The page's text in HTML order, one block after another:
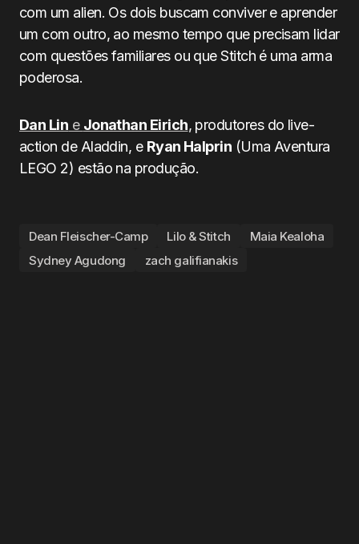
com um alien. Os dois buscam conviver e aprender
um com outro, ao mesmo tempo que precisam lidar
com questões familiares ou que Stitch é uma arma
poderosa.
Dan Lin e Jonathan Eirich, produtores do live-
action de Aladdin, e Ryan Halprin (Uma Aventura
LEGO 2) estão na produção.
Dean Fleischer-Camp Lilo & Stitch
Maia Kealoha
Sydney Agudong
zach galifianakis